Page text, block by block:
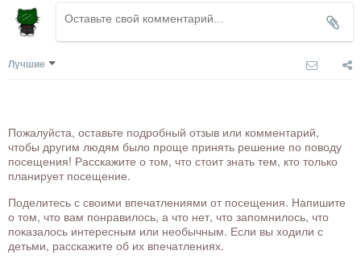
Лучшие
Пожалуйста, оставьте подробный отзыв или комментарий,
чтобы другим людям было проще принять решение по поводу
посещения! Расскажите о том, что стоит знать тем, кто только
планирует посещение.
Поделитесь с своими впечатлениями от посещения. Напишите
о том, что вам понравилось, а что нет, что запомнилось, что
показалось интересным или необычным. Если вы ходили с
детьми, расскажите об их впечатлениях.